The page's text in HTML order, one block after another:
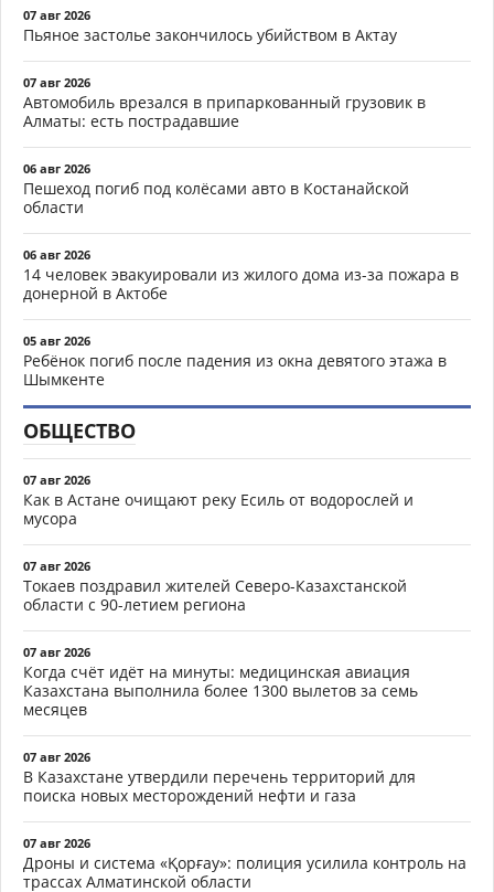
07 авг 2026
Пьяное застолье закончилось убийством в Актау
07 авг 2026
Автомобиль врезался в припаркованный грузовик в
Алматы: есть пострадавшие
06 авг 2026
Пешеход погиб под колёсами авто в Костанайской
области
06 авг 2026
14 человек эвакуировали из жилого дома из-за пожара в
донерной в Актобе
05 авг 2026
Ребёнок погиб после падения из окна девятого этажа в
Шымкенте
ОБЩЕСТВО
07 авг 2026
Как в Астане очищают реку Есиль от водорослей и
мусора
07 авг 2026
Токаев поздравил жителей Северо-Казахстанской
области с 90-летием региона
07 авг 2026
Когда счёт идёт на минуты: медицинская авиация
Казахстана выполнила более 1300 вылетов за семь
месяцев
07 авг 2026
В Казахстане утвердили перечень территорий для
поиска новых месторождений нефти и газа
07 авг 2026
Дроны и система «Қорғау»: полиция усилила контроль на
трассах Алматинской области